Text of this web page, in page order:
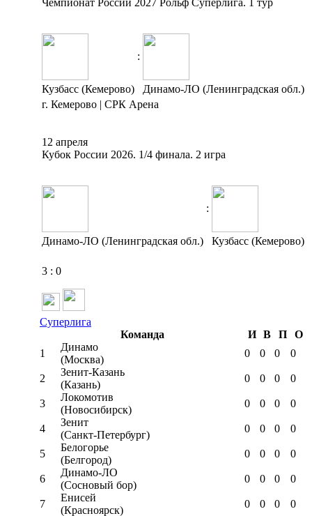
Чемпионат России 2027 Рольф Суперлига. 1 тур
:
Кузбасс (Кемерово)
Динамо-ЛО (Ленинградская обл.)
г. Кемерово | СРК Арена
12 апреля
Кубок России 2026. 1/4 финала. 2 игра
:
Динамо-ЛО (Ленинградская обл.) Кузбасс (Кемерово)
3 : 0
Суперлига
Команда
И В П
О
1
Динамо
(Москва)
0 0 0 0
2
Зенит-Казань
(Казань)
0 0 0 0
3
Локомотив
(Новосибирск)
0 0 0 0
4
Зенит
(Санкт-Петербург)
0 0 0 0
5
Белогорье
(Белгород)
0 0 0 0
6
Динамо-ЛО
(Сосновый бор)
0 0 0 0
7
Енисей
(Красноярск)
0 0 0 0